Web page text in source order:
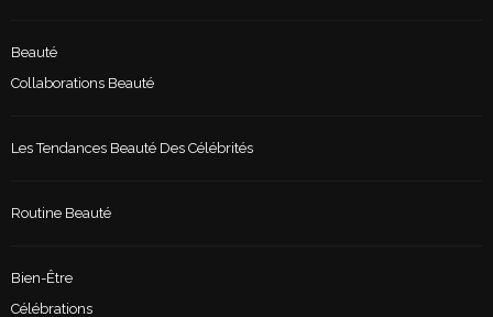
Beauté
Collaborations Beauté
Les Tendances Beauté Des Célébrités
Routine Beauté
Bien-Être
Célébrations